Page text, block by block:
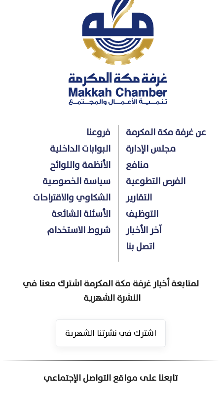
عن غرفة مكة المكرمة
مجلس الإدارة
منافع
الفرص التطوعية
التقارير
التوظيف
آخر الأخبار
اتصل بنا
فروعنا
البوابات الداخلية
الأنظمة واللوائح
سياسة الخصوصية
الشكاوي والاقتراحات
الأسئلة الشائعة
شروط الاستخدام
لمتابعة أخبار غرفة مكة المكرمة اشترك معنا في
النشرة الشهرية
اشترك في نشرتنا الشهرية
تابعنا على مواقع التواصل الإجتماعي